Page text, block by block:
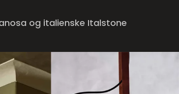
og italienske Italstone